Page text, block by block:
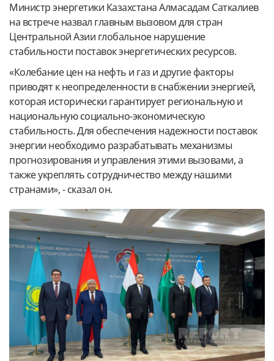
Министр энергетики Казахстана Алмасадам Саткалиев
на встрече назвал главным вызовом для стран
Центральной Азии глобальное нарушение
стабильности поставок энергетических ресурсов.
«Колебание цен на нефть и газ и другие факторы
приводят к неопределенности в снабжении энергией,
которая исторически гарантирует региональную и
национальную социально-экономическую
стабильность. Для обеспечения надежности поставок
энергии необходимо разрабатывать механизмы
прогнозирования и управления этими вызовами, а
также укреплять сотрудничество между нашими
странами», - сказал он.